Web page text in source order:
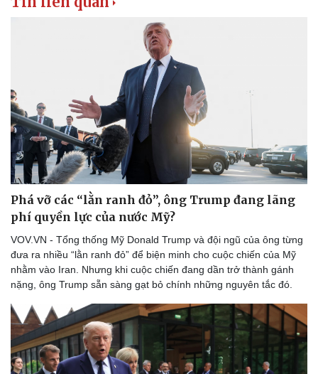
Thể thao
Bóng đá
Lịch thi đấu bóng đá
Thế giới thể thao
eSports
Ô tô - Xe máy
Ô tô
Xe máy
Tư vấn
Phá vỡ các “lằn ranh đỏ”, ông Trump đang lãng
phí quyền lực của nước Mỹ?
VOV.VN - Tổng thống Mỹ Donald Trump và đội ngũ của ông từng
đưa ra nhiều “lằn ranh đỏ” để biện minh cho cuộc chiến của Mỹ
nhằm vào Iran. Nhưng khi cuộc chiến đang dần trở thành gánh
nặng, ông Trump sẵn sàng gạt bỏ chính những nguyên tắc đó.